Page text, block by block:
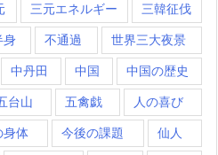
三元エネルギー 三韓征伐
身 不通過 世界三大夜景
中丹田 中国 中国の歴史
台山 五禽戯 人の喜び
身体 今後の課題 仙人